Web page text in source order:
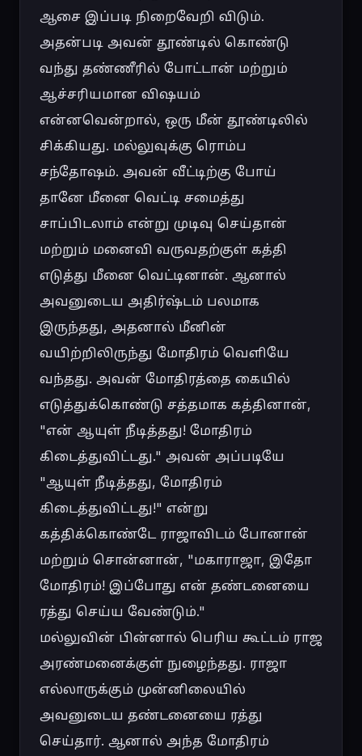
ஆசை இப்படி நிறைவேறி விடும்.
அதன்படி அவன் தூண்டில் கொண்டு
வந்து தண்ணீரில் போட்டான் மற்றும்
ஆச்சரியமான விஷயம்
என்னவென்றால், ஒரு மீன் தூண்டிலில்
சிக்கியது. மல்லுவுக்கு ரொம்ப
சந்தோஷம். அவன் வீட்டிற்கு போய்
தானே மீனை வெட்டி சமைத்து
சாப்பிடலாம் என்று முடிவு செய்தான்
மற்றும் மனைவி வருவதற்குள் கத்தி
எடுத்து மீனை வெட்டினான். ஆனால்
அவனுடைய அதிர்ஷ்டம் பலமாக
இருந்தது, அதனால் மீனின்
வயிற்றிலிருந்து மோதிரம் வெளியே
வந்தது. அவன் மோதிரத்தை கையில்
எடுத்துக்கொண்டு சத்தமாக கத்தினான்,
"என் ஆயுள் நீடித்தது! மோதிரம்
கிடைத்துவிட்டது." அவன் அப்படியே
"ஆயுள் நீடித்தது, மோதிரம்
கிடைத்துவிட்டது!" என்று
கத்திக்கொண்டே ராஜாவிடம் போனான்
மற்றும் சொன்னான், "மகாராஜா, இதோ
மோதிரம்! இப்போது என் தண்டனையை
ரத்து செய்ய வேண்டும்."
மல்லுவின் பின்னால் பெரிய கூட்டம் ராஜ
அரண்மனைக்குள் நுழைந்தது. ராஜா
எல்லாருக்கும் முன்னிலையில்
அவனுடைய தண்டனையை ரத்து
செய்தார். ஆனால் அந்த மோதிரம்